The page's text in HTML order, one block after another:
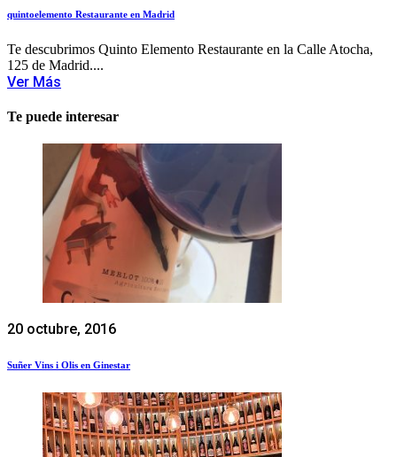
quintoelemento Restaurante en Madrid
Te descubrimos Quinto Elemento Restaurante en la Calle Atocha,
125 de Madrid....
Ver Más
Te puede interesar
20 octubre, 2016
Suñer Vins i Olis en Ginestar